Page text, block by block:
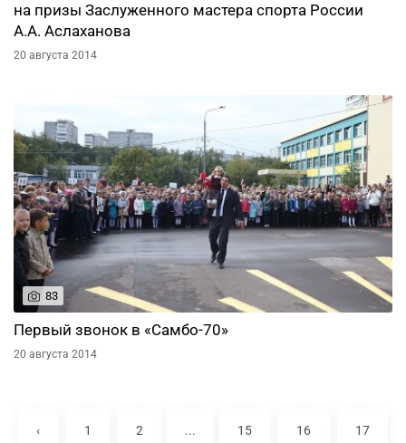
на призы Заслуженного мастера спорта России
А.А. Аслаханова
20 августа 2014
83
Первый звонок в «Самбо-70»
20 августа 2014
‹ 1 2 ... 15 16 17